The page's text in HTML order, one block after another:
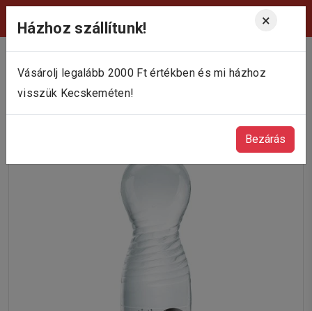
Házhoz szállítunk! ×
Vásárolj legalább 2000 Ft értékben és mi házhoz
visszük Kecskeméten!
Bezárás
Viktória Pékség Kecskemét